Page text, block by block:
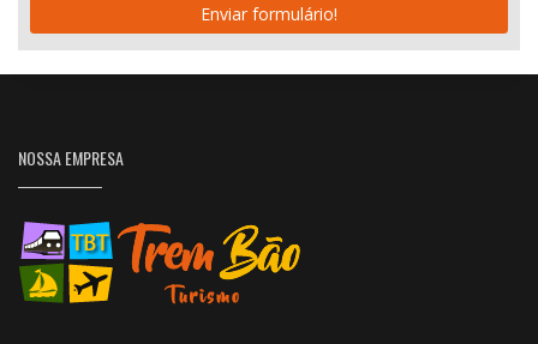
Enviar formulário!
NOSSA EMPRESA